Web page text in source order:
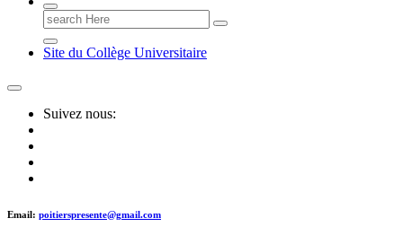
Search
for:
Site du Collège Universitaire
Suivez nous:
Email: poitierspresente@gmail.com